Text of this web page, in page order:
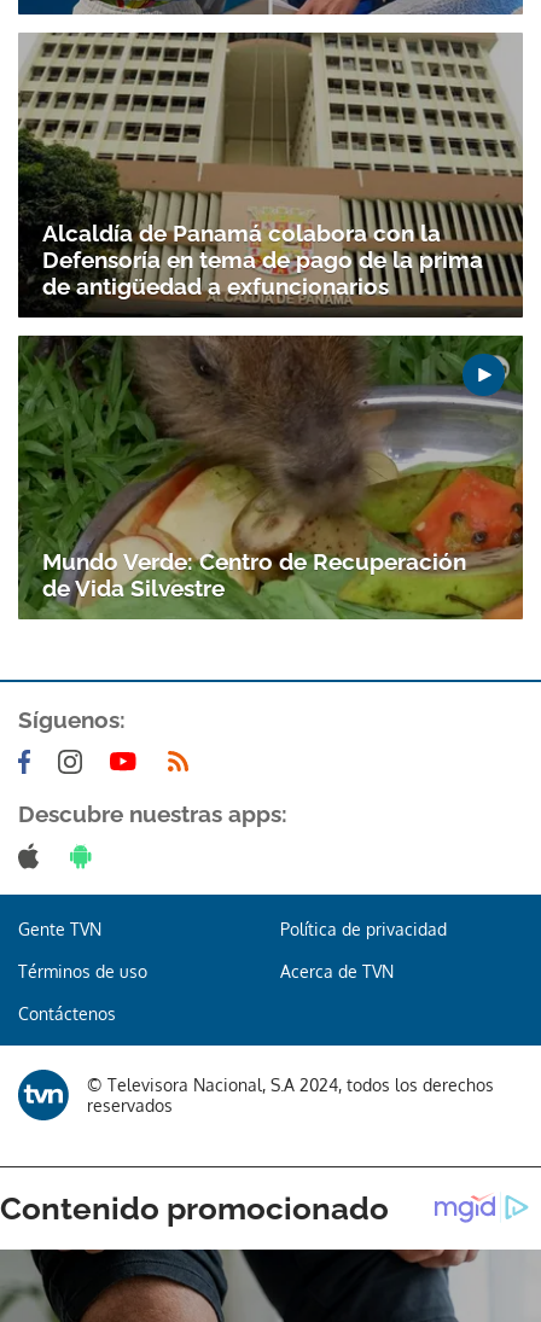
Gracias por suscribirte a nuestro boletín.
Alcaldía de Panamá colabora con la
Defensoría en tema de pago de la prima
de antigüedad a exfuncionarios
Mundo Verde: Centro de Recuperación
de Vida Silvestre
Síguenos:
Descubre nuestras apps:
Gente TVN Política de privacidad
Términos de uso Acerca de TVN
Contáctenos
© Televisora Nacional, S.A 2024, todos los derechos
reservados